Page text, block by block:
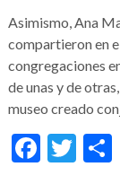
Asimismo, Ana
compartieron en
congregaciones
de unas y de
museo creado